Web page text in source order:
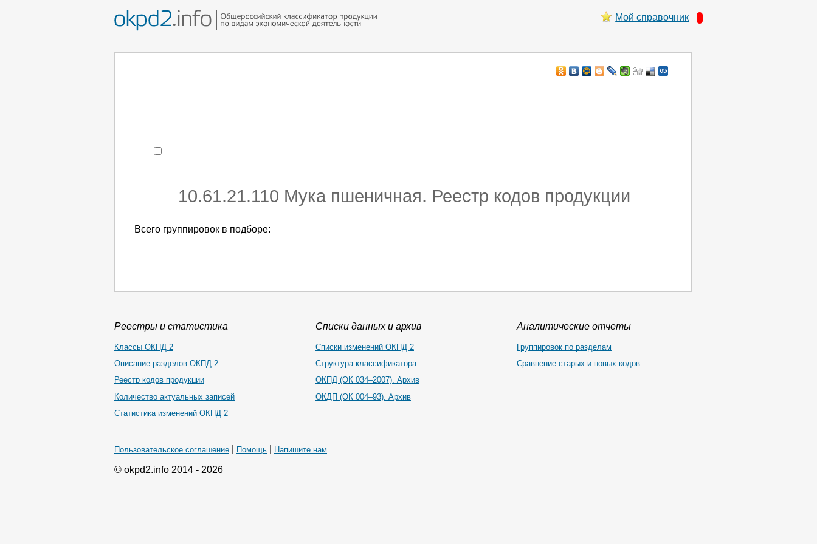
Мой справочник
10.61.21.110 Мука пшеничная. Реестр кодов продукции
Всего группировок в подборе:
Реестры и статистика
Классы ОКПД 2
Описание разделов ОКПД 2
Реестр кодов продукции
Количество актуальных записей
Статистика изменений ОКПД 2
Списки данных и архив
Списки изменений ОКПД 2
Структура классификатора
ОКПД (ОК 034–2007). Архив
ОКДП (ОК 004–93). Архив
Аналитические отчеты
Группировок по разделам
Сравнение старых и новых кодов
Пользовательское соглашение Помощь Напишите нам
© okpd2.info 2014 - 2026